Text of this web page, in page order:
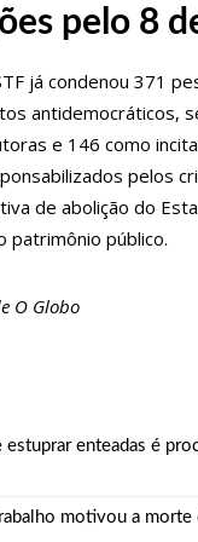
que
anuncia, CPI da Covid
da AstraZeneca
registra 14 novos óbitos.
Lima, família Lins X CPI
Golpe Do PIX; Polícia
chamando jovem de
da Segurança
veículos e
pelo 8
já condenou 371
antidemocráticos,
e 146 como
pelos
de abolição do
patrimônio público.
O Globo
estuprar enteadas é
motivou a morte